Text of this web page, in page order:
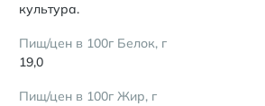
культура.
Пищ/цен в 100г Белок, г
19,0
Пищ/цен в 100г Жир, г